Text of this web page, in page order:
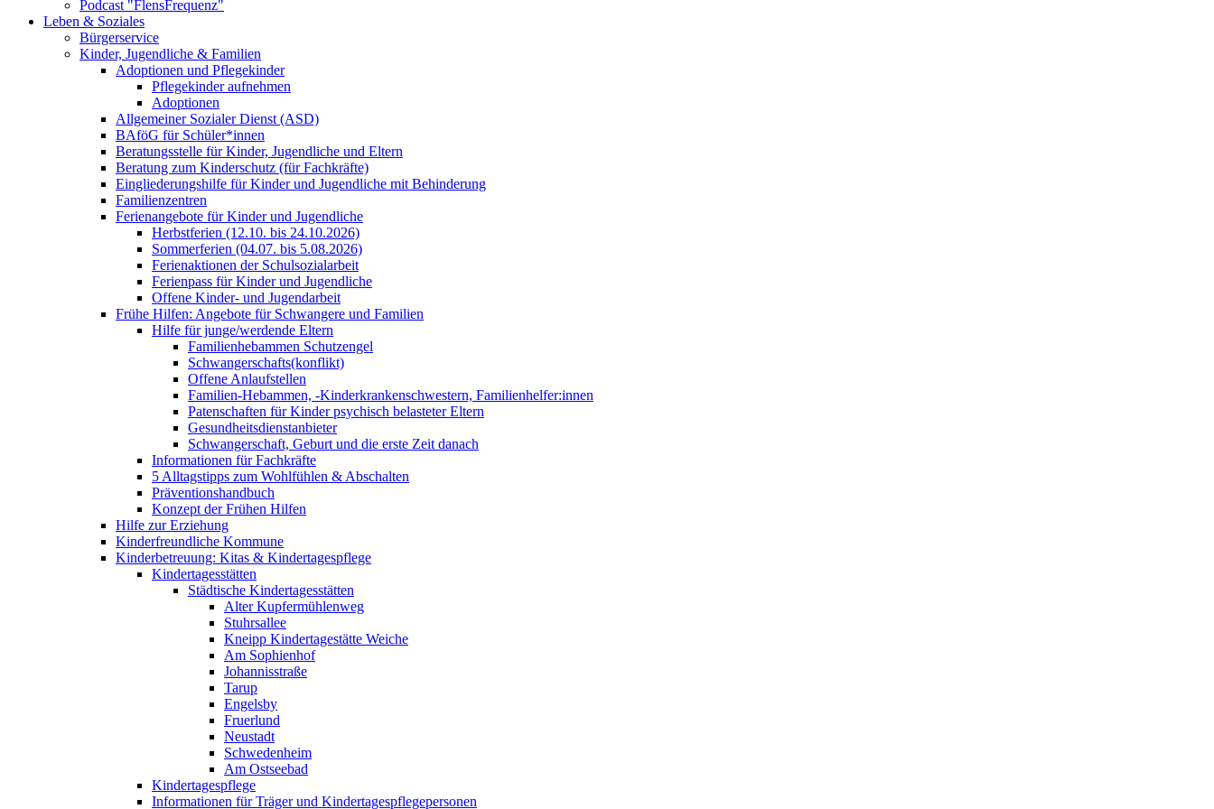
Podcast "FlensFrequenz"
Leben & Soziales
Bürgerservice
Kinder, Jugendliche & Familien
Adoptionen und Pflegekinder
Pflegekinder aufnehmen
Adoptionen
Allgemeiner Sozialer Dienst (ASD)
BAföG für Schüler*innen
Beratungsstelle für Kinder, Jugendliche und Eltern
Beratung zum Kinderschutz (für Fachkräfte)
Eingliederungshilfe für Kinder und Jugendliche mit Behinderung
Familienzentren
Ferienangebote für Kinder und Jugendliche
Herbstferien (12.10. bis 24.10.2026)
Sommerferien (04.07. bis 5.08.2026)
Ferienaktionen der Schulsozialarbeit
Ferienpass für Kinder und Jugendliche
Offene Kinder- und Jugendarbeit
Frühe Hilfen: Angebote für Schwangere und Familien
Hilfe für junge/werdende Eltern
Familienhebammen Schutzengel
Schwangerschafts(konflikt)
Offene Anlaufstellen
Familien-Hebammen, -Kinderkrankenschwestern, Familienhelfer:innen
Patenschaften für Kinder psychisch belasteter Eltern
Gesundheitsdienstanbieter
Schwangerschaft, Geburt und die erste Zeit danach
Informationen für Fachkräfte
5 Alltagstipps zum Wohlfühlen & Abschalten
Präventionshandbuch
Konzept der Frühen Hilfen
Hilfe zur Erziehung
Kinderfreundliche Kommune
Kinderbetreuung: Kitas & Kindertagespflege
Kindertagesstätten
Städtische Kindertagesstätten
Alter Kupfermühlenweg
Stuhrsallee
Kneipp Kindertagestätte Weiche
Am Sophienhof
Johannisstraße
Tarup
Engelsby
Fruerlund
Neustadt
Schwedenheim
Am Ostseebad
Kindertagespflege
Informationen für Träger und Kindertagespflegepersonen